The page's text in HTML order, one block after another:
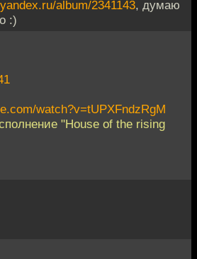
album/2341143, думаю
:)
watch?v=tUPXFndzRgM
"House of the rising